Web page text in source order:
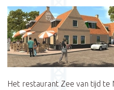
Het restaurant Zee van tijd te